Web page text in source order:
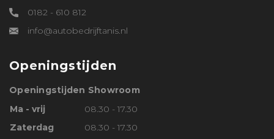
0182 - 610 812
info@autobedrijftanis.nl
Openingstijden
Openingstijden Showroom
Ma - vrij
08.30 - 17.30
Zaterdag
08.30 - 17.30